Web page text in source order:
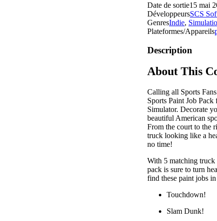
Date de sortie15 mai
DéveloppeursSCS
GenresIndie,
Plateformes/Appareils
Description
About This
Calling all Sports
Sports Paint Job
Simulator. Decorate
beautiful American
From the court to the
truck looking like a
no time!
With 5 matching
pack is sure to turn
find these paint jobs
Touchdown!
Slam Dunk!